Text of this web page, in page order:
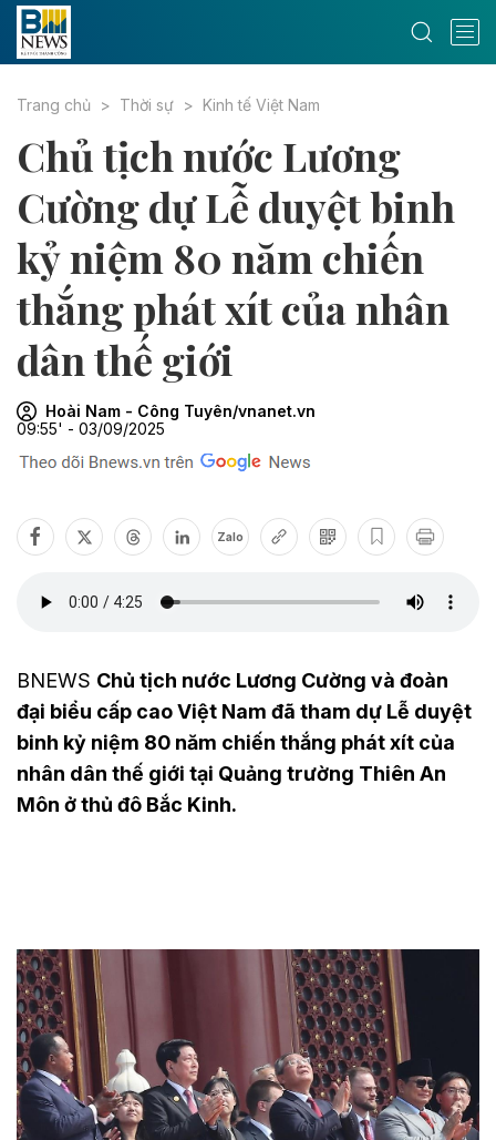
Trang chủ Thời sự Kinh tế Việt Nam
Chủ tịch nước Lương
Cường dự Lễ duyệt binh
kỷ niệm 80 năm chiến
thắng phát xít của nhân
dân thế giới
Hoài Nam - Công Tuyên/vnanet.vn
09:55' - 03/09/2025
Zalo
BNEWS Chủ tịch nước Lương Cường và đoàn
đại biểu cấp cao Việt Nam đã tham dự Lễ duyệt
binh kỷ niệm 80 năm chiến thắng phát xít của
nhân dân thế giới tại Quảng trường Thiên An
Môn ở thủ đô Bắc Kinh.